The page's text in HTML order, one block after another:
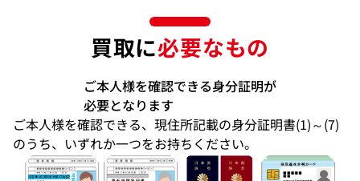
買取に必要なもの
ご本人様を確認できる身分証明が
必要となります
ご本人様を確認できる、現住所記載の身分証明書(1)～(7)
のうち、いずれか一つをお持ちください。